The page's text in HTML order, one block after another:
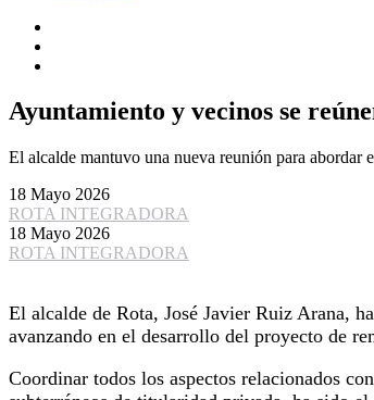
Ayuntamiento y vecinos se
El alcalde mantuvo una nueva reunión para abordar
18 Mayo 2026
ROTA INTEGRADORA
18 Mayo 2026
ROTA INTEGRADORA
El alcalde de Rota, José Javier Ruiz Arana,
avanzando en el desarrollo del proyecto de
Coordinar todos los aspectos relacionados